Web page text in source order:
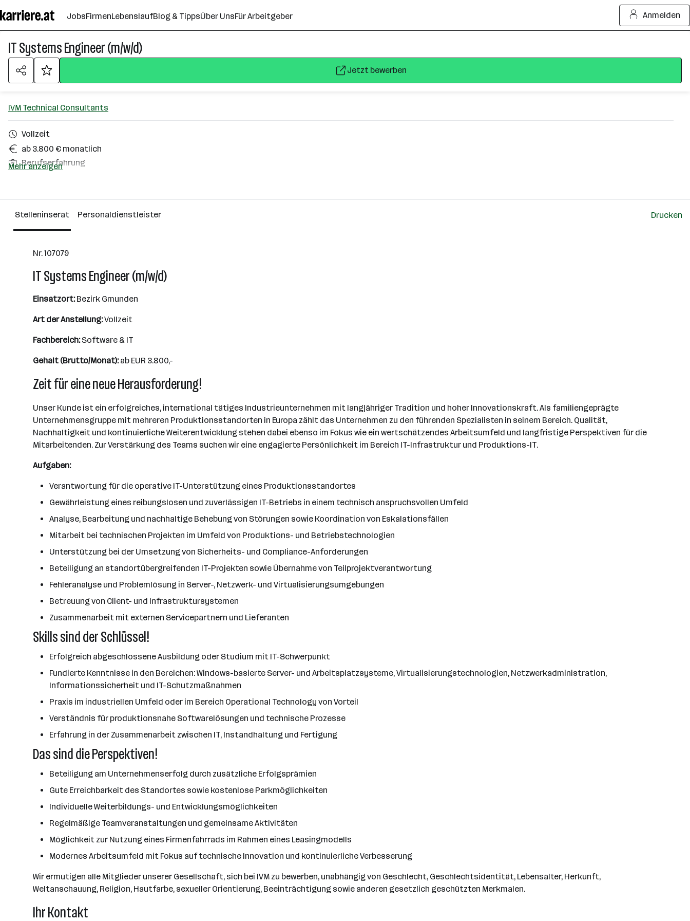
Seiteninhalt
springen
JobsFirmenLebenslaufBlog & TippsÜber UnsFür Arbeitgeber Anmelden
IT Systems Engineer (m/w/d)
Jetzt bewerben
IVM Technical Consultants
Vollzeit
ab 3.800 € monatlich
Berufserfahrung
Über das Unternehmen
Wien Vösendorf
Mehr anzeigen
Stelleninserat Personaldienstleister Drucken
Nr. 107079
IT Systems Engineer (m/w/d)
Einsatzort:Bezirk Gmunden
Art der Anstellung:Vollzeit
Fachbereich:Software & IT
Gehalt (Brutto/Monat):ab EUR 3.800,-
Zeit für eine neue Herausforderung!
Unser Kunde ist ein erfolgreiches, international tätiges Industrieunternehmen mit langjähriger Tradition und hoher Innovationskraft. Als familiengeprägte
Unternehmensgruppe mit mehreren Produktionsstandorten in Europa zählt das Unternehmen zu den führenden Spezialisten in seinem Bereich. Qualität,
Nachhaltigkeit und kontinuierliche Weiterentwicklung stehen dabei ebenso im Fokus wie ein wertschätzendes Arbeitsumfeld und langfristige Perspektiven für die
Mitarbeitenden. Zur Verstärkung des Teams suchen wir eine engagierte Persönlichkeit im Bereich IT-Infrastruktur und Produktions-IT.
Aufgaben:
Verantwortung für die operative IT-Unterstützung eines Produktionsstandortes
Gewährleistung eines reibungslosen und zuverlässigen IT-Betriebs in einem technisch anspruchsvollen Umfeld
Analyse, Bearbeitung und nachhaltige Behebung von Störungen sowie Koordination von Eskalationsfällen
Mitarbeit bei technischen Projekten im Umfeld von Produktions- und Betriebstechnologien
Unterstützung bei der Umsetzung von Sicherheits- und Compliance-Anforderungen
Beteiligung an standortübergreifenden IT-Projekten sowie Übernahme von Teilprojektverantwortung
Fehleranalyse und Problemlösung in Server-, Netzwerk- und Virtualisierungsumgebungen
Betreuung von Client- und Infrastruktursystemen
Zusammenarbeit mit externen Servicepartnern und Lieferanten
Skills sind der Schlüssel!
Erfolgreich abgeschlossene Ausbildung oder Studium mit IT-Schwerpunkt
Fundierte Kenntnisse in den Bereichen: Windows-basierte Server- und Arbeitsplatzsysteme, Virtualisierungstechnologien, Netzwerkadministration,
Informationssicherheit und IT-Schutzmaßnahmen
Praxis im industriellen Umfeld oder im Bereich Operational Technology von Vorteil
Verständnis für produktionsnahe Softwarelösungen und technische Prozesse
Erfahrung in der Zusammenarbeit zwischen IT, Instandhaltung und Fertigung
Das sind die Perspektiven!
Beteiligung am Unternehmenserfolg durch zusätzliche Erfolgsprämien
Gute Erreichbarkeit des Standortes sowie kostenlose Parkmöglichkeiten
Individuelle Weiterbildungs- und Entwicklungsmöglichkeiten
Regelmäßige Teamveranstaltungen und gemeinsame Aktivitäten
Möglichkeit zur Nutzung eines Firmenfahrrads im Rahmen eines Leasingmodells
Modernes Arbeitsumfeld mit Fokus auf technische Innovation und kontinuierliche Verbesserung
Wir ermutigen alle Mitglieder unserer Gesellschaft, sich bei IVM zu bewerben, unabhängig von Geschlecht, Geschlechtsidentität, Lebensalter, Herkunft,
Weltanschauung, Religion, Hautfarbe, sexueller Orientierung, Beeinträchtigung sowie anderen gesetzlich geschützten Merkmalen.
Ihr Kontakt